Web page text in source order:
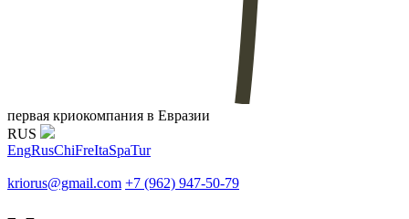
первая криокомпания в Евразии
RUS
EngRusChiFreItaSpaTur
kriorus@gmail.com +7 (962) 947-50-79